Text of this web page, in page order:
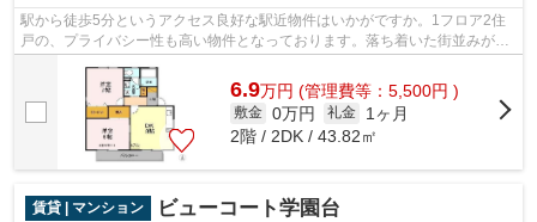
駅から徒歩5分というアクセス良好な駅近物件はいかがですか。1フロア2住
戸の、プライバシー性も高い物件となっております。落ち着いた街並みが魅
6.9万円 (管理費等：5,500円 )
敷金 0万円 礼金
1ヶ月
2階 / 2DK / 43.82㎡
賃貸 | マンション ビューコート学園台